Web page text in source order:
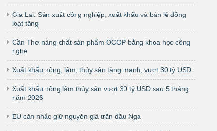
Gia Lai: Sản xuất công nghiệp, xuất khẩu và bán lẻ đồng
loạt tăng
Cần Thơ nâng chất sản phẩm OCOP bằng khoa học công
nghệ
Xuất khẩu nông, lâm, thủy sản tăng mạnh, vượt 30 tỷ USD
Xuất khẩu nông lâm thủy sản vượt 30 tỷ USD sau 5 tháng
năm 2026
EU cân nhắc giữ nguyên giá trần dầu Nga